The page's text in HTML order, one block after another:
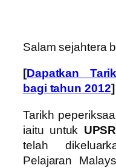
Salam sejahtera
[Dapatkan
bagi tahun 2012]
Tarikh
iaitu untuk UPSR
telah
Pelajaran